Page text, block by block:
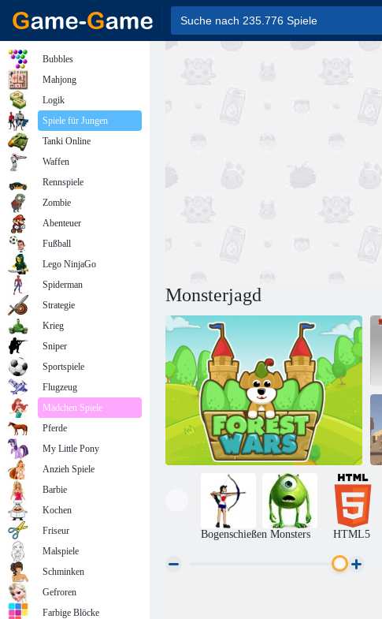
Monsterjagd
Bogenschießen Monsters HTML5
Bubbles
Mahjong
Logik
Spiele für Jungen
Tanki Online
Waffen
Rennspiele
Zombie
Abenteuer
Fußball
Lego NinjaGo
Spiderman
Strategie
Krieg
Sniper
Sportspiele
Flugzeug
Mädchen Spiele
Pferde
My Little Pony
Anzieh Spiele
Barbie
Kochen
Friseur
Malspiele
Schminken
Gefroren
Farbige Blöcke